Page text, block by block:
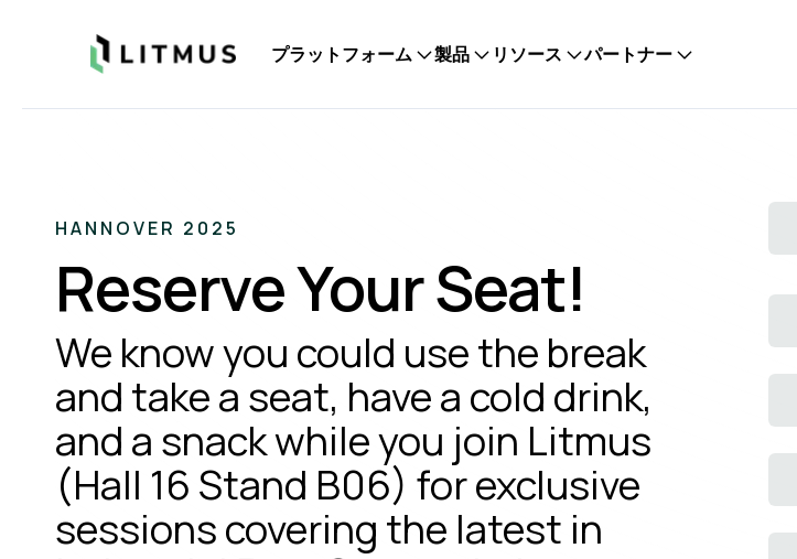
Litmus プラットフォーム 製品 リソース パートナー
HANNOVER 2025
Reserve Your Seat!
We know you could use the break
and take a seat, have a cold drink,
and a snack while you join Litmus
(Hall 16 Stand B06) for exclusive
sessions covering the latest in